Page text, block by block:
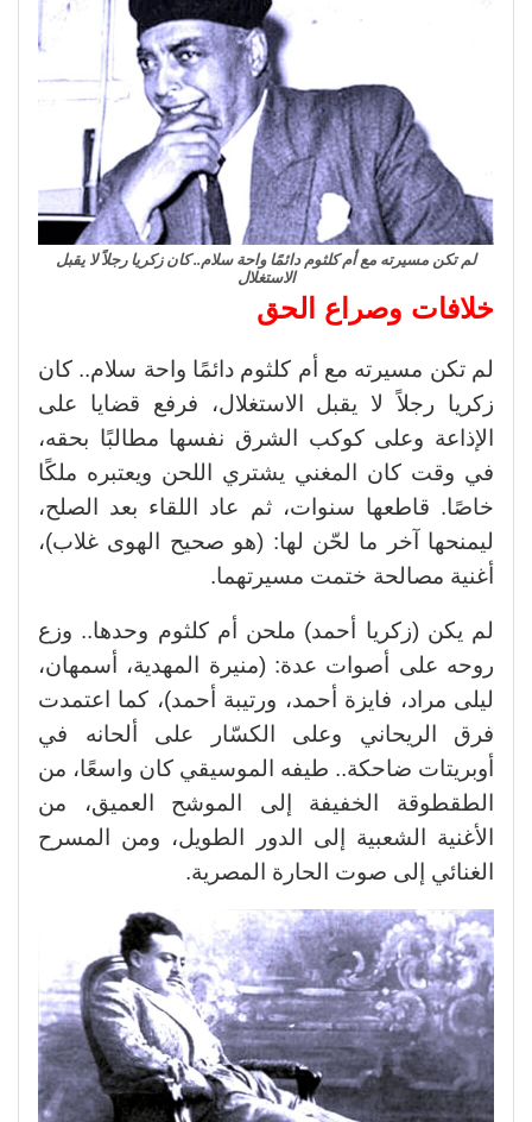
لم تكن مسيرته مع أم كلثوم دائمًا واحة سلام.. كان زكريا رجلاً لا يقبل
الاستغلال
خلافات وصراع الحق
لم تكن مسيرته مع أم كلثوم دائمًا واحة سلام.. كان
زكريا رجلاً لا يقبل الاستغلال، فرفع قضايا على
الإذاعة وعلى كوكب الشرق نفسها مطالبًا بحقه،
في وقت كان المغني يشتري اللحن ويعتبره ملكًا
خاصًا. قاطعها سنوات، ثم عاد اللقاء بعد الصلح،
ليمنحها آخر ما لحّن لها: (هو صحيح الهوى غلاب)،
أغنية مصالحة ختمت مسيرتهما.
لم يكن (زكريا أحمد) ملحن أم كلثوم وحدها.. وزع
روحه على أصوات عدة: (منيرة المهدية، أسمهان،
ليلى مراد، فايزة أحمد، ورتيبة أحمد)، كما اعتمدت
فرق الريحاني وعلى الكسّار على ألحانه في
أوبريتات ضاحكة.. طيفه الموسيقي كان واسعًا، من
الطقطوقة الخفيفة إلى الموشح العميق، من
الأغنية الشعبية إلى الدور الطويل، ومن المسرح
الغنائي إلى صوت الحارة المصرية.